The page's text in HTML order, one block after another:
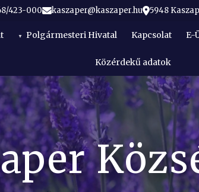
423-000 kaszaper@kaszaper.hu 5948
Polgármesteri Hivatal Kapcsolat E-
Közérdekű adatok